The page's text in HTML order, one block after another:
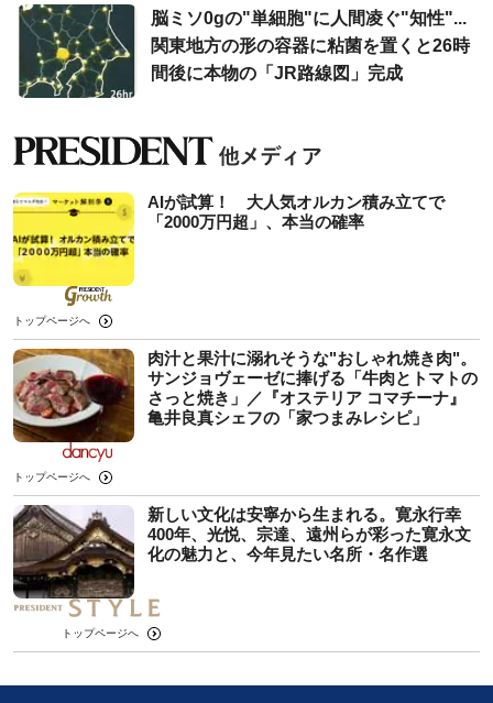
脳ミソ0gの"単細胞"に人間凌ぐ"知性"...
関東地方の形の容器に粘菌を置くと26時
間後に本物の「JR路線図」完成
AIが試算！ 大人気オルカン積み立てで
「2000万円超」、本当の確率
トップページへ
肉汁と果汁に溺れそうな"おしゃれ焼き肉"。
サンジョヴェーゼに捧げる「牛肉とトマトの
さっと焼き」／『オステリア コマチーナ』
亀井良真シェフの「家つまみレシピ」
トップページへ
新しい文化は安寧から生まれる。寛永行幸
400年、光悦、宗達、遠州らが彩った寛永文
化の魅力と、今年見たい名所・名作選
トップページへ